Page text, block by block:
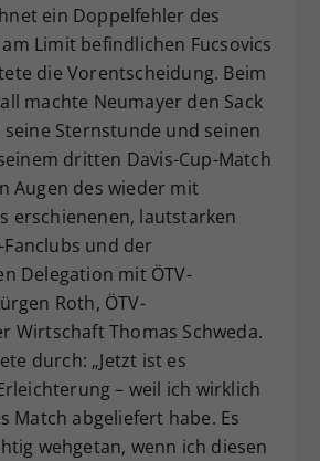
ein Doppelfehler des
Limit befindlichen Fucsovics
die Vorentscheidung. Beim
machte Neumayer den Sack
Sternstunde und seinen
dritten Davis-Cup-Match
Augen des wieder mit
erschienenen, lautstarken
Fanclubs und der
Delegation mit ÖTV-
Roth, ÖTV-
Wirtschaft Thomas Schweda.
durch: „Jetzt ist es
– weil ich wirklich
Match abgeliefert habe. Es
wehgetan, wenn ich diesen